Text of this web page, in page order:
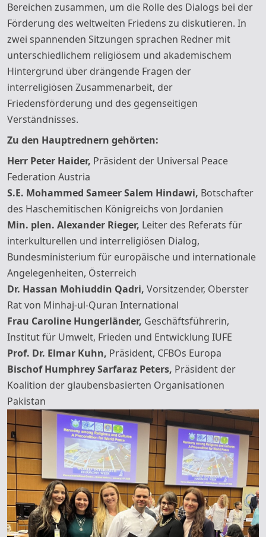
Bereichen zusammen, um die Rolle des Dialogs bei der
Förderung des weltweiten Friedens zu diskutieren. In
zwei spannenden Sitzungen sprachen Redner mit
unterschiedlichem religiösem und akademischem
Hintergrund über drängende Fragen der
interreligiösen Zusammenarbeit, der
Friedensförderung und des gegenseitigen
Verständnisses.
Zu den Hauptrednern gehörten:
Herr Peter Haider, Präsident der Universal Peace
Federation Austria
S.E. Mohammed Sameer Salem Hindawi, Botschafter
des Haschemitischen Königreichs von Jordanien
Min. plen. Alexander Rieger, Leiter des Referats für
interkulturellen und interreligiösen Dialog,
Bundesministerium für europäische und internationale
Angelegenheiten, Österreich
Dr. Hassan Mohiuddin Qadri, Vorsitzender, Oberster
Rat von Minhaj-ul-Quran International
Frau Caroline Hungerländer, Geschäftsführerin,
Institut für Umwelt, Frieden und Entwicklung IUFE
Prof. Dr. Elmar Kuhn, Präsident, CFBOs Europa
Bischof Humphrey Sarfaraz Peters, Präsident der
Koalition der glaubensbasierten Organisationen
Pakistan